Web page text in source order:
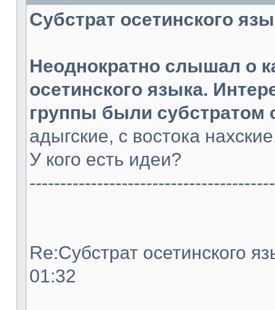
Субстрат осетинского
Неоднократно слышал о
осетинского языка.
группы были субстратом
адыгские, с востока
У кого есть идеи?
Re:Субстрат осетинского
01:32